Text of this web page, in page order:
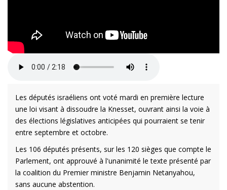
Les députés israéliens ont voté mardi en première lecture
une loi visant à dissoudre la Knesset, ouvrant ainsi la voie à
des élections législatives anticipées qui pourraient se tenir
entre septembre et octobre.
Les 106 députés présents, sur les 120 sièges que compte le
Parlement, ont approuvé à l'unanimité le texte présenté par
la coalition du Premier ministre Benjamin Netanyahou,
sans aucune abstention.